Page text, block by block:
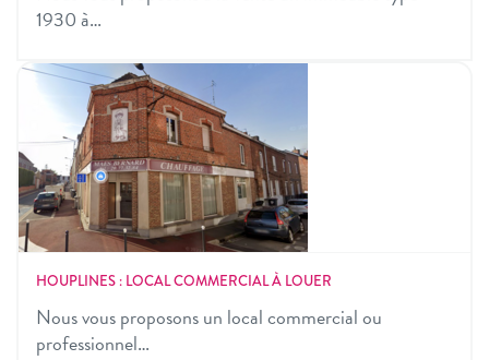
1930 à…
HOUPLINES : LOCAL COMMERCIAL À LOUER
Nous vous proposons un local commercial ou
professionnel…